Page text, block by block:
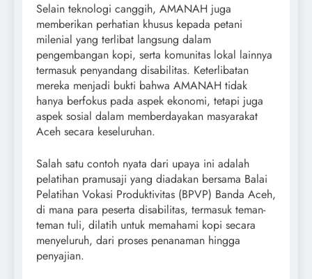
Selain teknologi canggih, AMANAH juga
memberikan perhatian khusus kepada petani
milenial yang terlibat langsung dalam
pengembangan kopi, serta komunitas lokal lainnya
termasuk penyandang disabilitas. Keterlibatan
mereka menjadi bukti bahwa AMANAH tidak
hanya berfokus pada aspek ekonomi, tetapi juga
aspek sosial dalam memberdayakan masyarakat
Aceh secara keseluruhan.
Salah satu contoh nyata dari upaya ini adalah
pelatihan pramusaji yang diadakan bersama Balai
Pelatihan Vokasi Produktivitas (BPVP) Banda Aceh,
di mana para peserta disabilitas, termasuk teman-
teman tuli, dilatih untuk memahami kopi secara
menyeluruh, dari proses penanaman hingga
penyajian.